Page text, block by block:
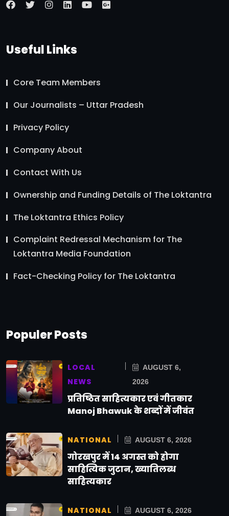
Useful Links
Core Team Members
Our Journalists – Uttar Pradesh
Privacy Policy
Company About
Contact With Us
Ownership and Funding Details of The Loktantra
The Loktantra Ethics Policy
Complaint Redressal Mechanism for The
Loktantra Media Foundation
Fact-Checking Policy for The Loktantra
Populer Posts
LOCAL
NEWS
AUGUST 6,
2026
प्रतिष्ठित साहित्यकार एवं गीतकार
Manoj Bhawuk के शब्दों में जीवंत
NATIONAL AUGUST 6, 2026
गोरखपुर में 14 अगस्त को होगा
साहित्यिक जुटान, ख्यातिलब्ध
साहित्यकार
NATIONAL AUGUST 6, 2026